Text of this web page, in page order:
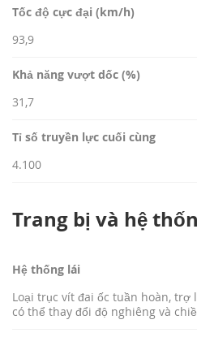
Tốc độ cực đại (km/h)
93,9
Khả năng vượt dốc (%)
31,7
Tỉ số truyền lực cuối cùng
4.100
Trang bị và hệ
Hệ thống lái
Loại trục vít đai ốc tuần hoàn, trợ
có thể thay đổi độ nghiêng và